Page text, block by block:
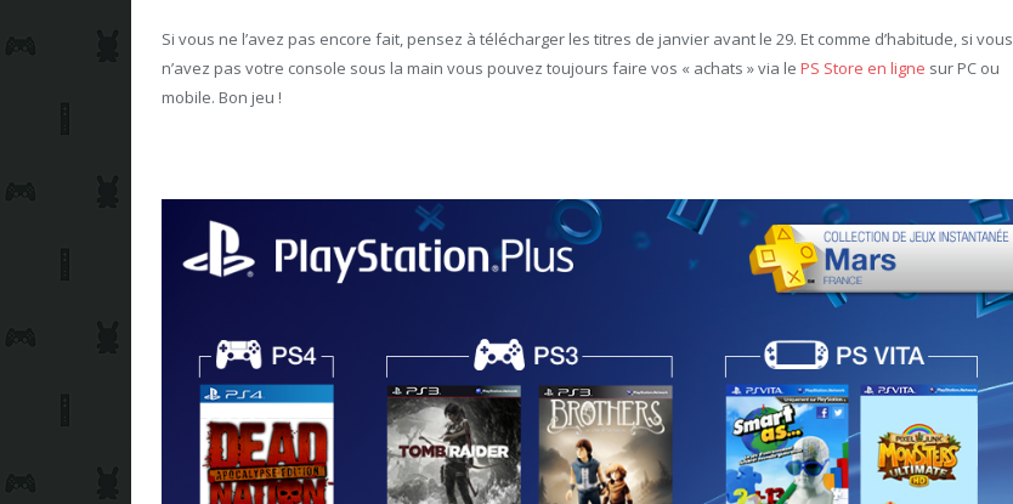
Si vous ne l’avez pas encore fait, pensez à télécharger les titres de janvier avant le 29. Et comme d’habitude, si vous
n’avez pas votre console sous la main vous pouvez toujours faire vos « achats » via le PS Store en ligne sur PC ou
mobile. Bon jeu !